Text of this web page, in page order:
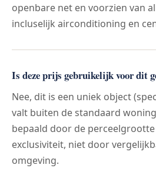
openbare net en voorzien van
incluselijk airconditioning en
Is deze prijs gebruikelijk voor dit
Nee, dit is een uniek object
valt buiten de standaard
bepaald door de perceelgrootte
exclusiviteit, niet door
omgeving.